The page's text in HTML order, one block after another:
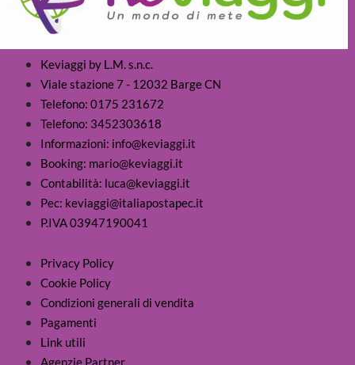
Keviaggi by L.M. s.n.c.
Viale stazione 7 - 12032 Barge CN
Telefono: 0175 231672
Telefono: 3452303618
Informazioni: info@keviaggi.it
Booking: mario@keviaggi.it
Contabilità: luca@keviaggi.it
Pec: keviaggi@italiapostapec.it
P.IVA 03947190041
Privacy Policy
Cookie Policy
Condizioni generali di vendita
Pagamenti
Link utili
Agenzie Partner